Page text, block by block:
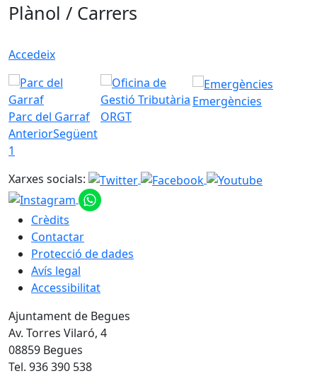
Plànol / Carrers
Accedeix
Parc del Garraf ORGT
Emergències
AnteriorSegüent
1
Xarxes socials:
Crèdits
Contactar
Protecció de dades
Avís legal
Accessibilitat
Ajuntament de Begues
Av. Torres Vilaró, 4
08859 Begues
Tel. 936 390 538